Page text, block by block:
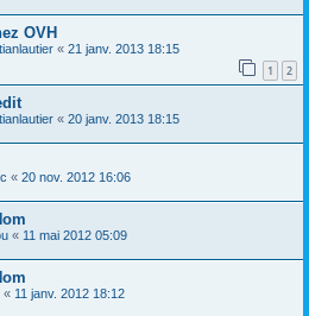
OVH
« 21 janv. 2013 18:15
1 2
« 20 janv. 2013 18:15
« 20 nov. 2012 16:06
« 11 mai 2012 05:09
« 11 janv. 2012 18:12